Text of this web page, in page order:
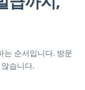
는 순서입니다. 방문
습니다.